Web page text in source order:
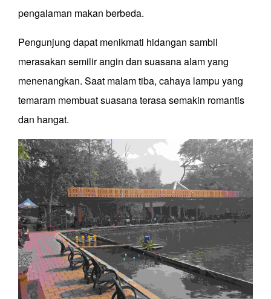
pengalaman makan berbeda.
Pengunjung dapat menikmati hidangan sambil
merasakan semilir angin dan suasana alam yang
menenangkan. Saat malam tiba, cahaya lampu yang
temaram membuat suasana terasa semakin romantis
dan hangat.